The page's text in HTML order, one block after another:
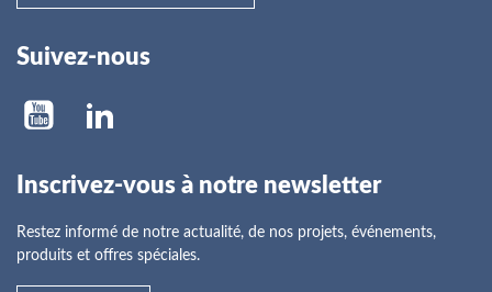
Suivez-nous
Inscrivez-vous à notre newsletter
Restez informé de notre actualité, de nos projets, événements,
produits et offres spéciales.